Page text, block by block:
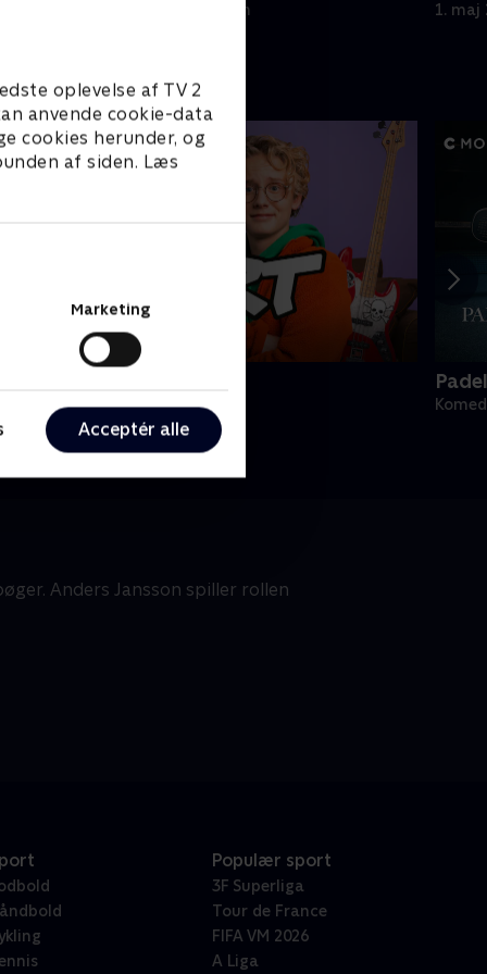
oplevelse af TV 2
anvende cookie-data
cookies herunder, og
af siden. Læs
Marketing
Acceptér alle
1. maj 2023 • 42 min 1. maj
• 1 sæsoner
Anders Jansson spiller rollen
Populær sport
3F Superliga
Tour de France
FIFA VM 2026
A Liga